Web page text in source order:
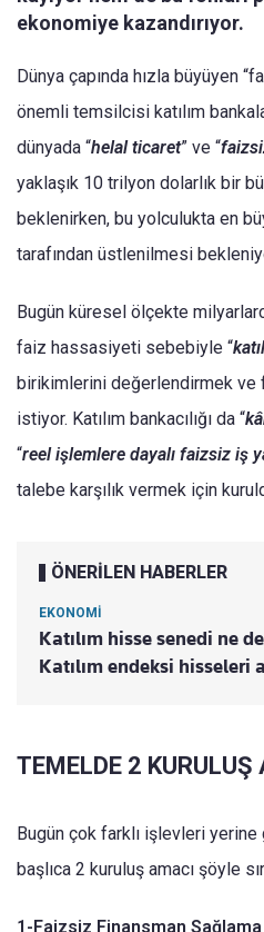
ekonomiye kazandırıyor.
Dünya çapında hızla büyüyen
önemli temsilcisi katılım
dünyada “helal ticaret” ve “
yaklaşık 10 trilyon dolarlık bir
beklenirken, bu yolculukta en
tarafından üstlenilmesi
Bugün küresel ölçekte
faiz hassasiyeti sebebiyle “
birikimlerini değerlendirmek ve
istiyor. Katılım bankacılığı da “
“reel işlemlere dayalı faizsiz iş
talebe karşılık vermek için
ÖNERİLEN HABERLER
EKONOMİ
Katılım hisse senedi ne
Katılım endeksi hisseleri
TEMELDE 2 KURULUŞ
Bugün çok farklı işlevleri yerine
başlıca 2 kuruluş amacı şöyle
1-Faizsiz Finansman Sağlama